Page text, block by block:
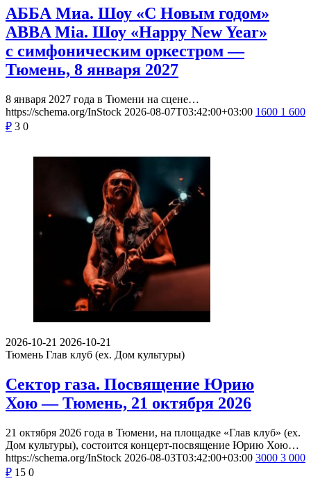
АББА Миа. Шоу «С Новым годом»
ABBA Mia. Шоу «Happy New Year»
с симфоническим оркестром —
Тюмень, 8 января 2027
8 января 2027 года в Тюмени на сцене…
https://schema.org/InStock 2026-08-07T03:42:00+03:00 1600 1 600
₽ 3 0
2026-10-21 2026-10-21
Тюмень Глав клуб (ex. Дом культуры)
Сектор газа. Посвящение Юрию
Хою — Тюмень, 21 октября 2026
21 октября 2026 года в Тюмени, на площадке «Глав клуб» (ex.
Дом культуры), состоится концерт-посвящение Юрию Хою…
https://schema.org/InStock 2026-08-03T03:42:00+03:00 3000 3 000
₽ 15 0